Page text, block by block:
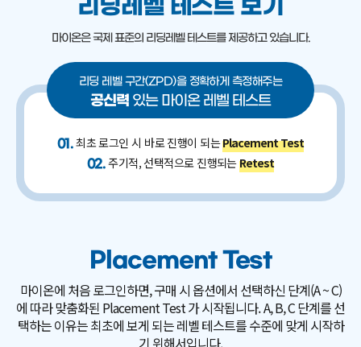
리딩레벨 테스트 보기
마이온은 국제 표준의 리딩레벨 테스트를 제공하고 있습니다.
리딩 레벨 구간(ZPD)을 정확하게 측정해주는
공신력 있는 마이온 레벨 테스트
01.최초 로그인 시 바로 진행이 되는Placement Test
02.주기적, 선택적으로 진행되는Retest
Placement Test
마이온에 처음 로그인하면, 구매 시 옵션에서 선택하신 단계(A ~ C)
에 따라 맞춤화된 Placement Test 가 시작됩니다.A, B, C 단계를 선
택하는 이유는 최초에 보게 되는 레벨 테스트를 수준에 맞게 시작하
기 위해서입니다.